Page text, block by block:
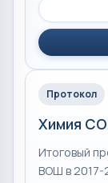
Протокол
Химия
Итоговый
ВОШ в 2017-